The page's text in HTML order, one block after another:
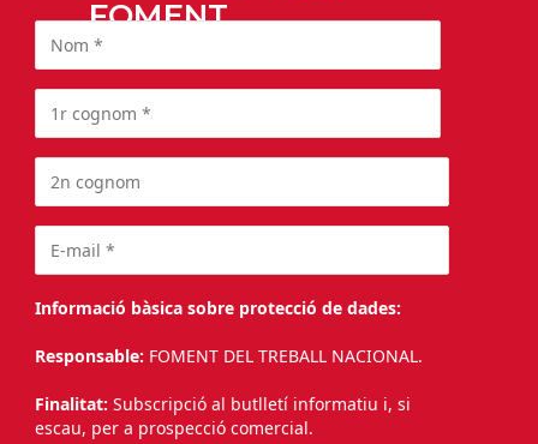
FOMENT
Informació bàsica sobre protecció de dades:
Responsable: FOMENT DEL TREBALL NACIONAL.
Finalitat: Subscripció al butlletí informatiu i, si
escau, per a prospecció comercial.